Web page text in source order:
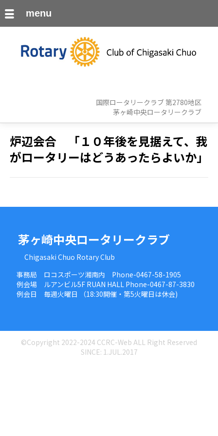
国際ロータリークラブ 第2780地区
茅ヶ崎中央ロータリークラブ
炉辺会合 「１０年後を見据えて、我
がロータリーはどうあったらよいか」
茅ヶ崎中央ロータリークラブ
Chigasaki Chuo Rotary Club
事務局 ロコスポーツ湘南内 Phone-0467-58-1905
例会場 ルアンビル5F RUAN HALL Phone-0467-87-3830
例会日 毎週火曜日 （18:30開催・第5火曜日は休会)
©Copyright 2022-2024 CCRC-Web ALL Right Reserved
SINCE: 1.JUL.2017
menu